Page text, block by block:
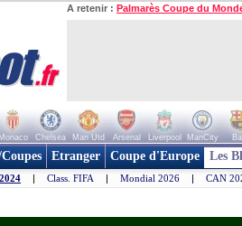
A retenir : Palmarès Coupe du
Monaco Chelsea Man Utd Arsenal Liverpool ManCity
Etranger Coupe d'Europe Les
| Class. FIFA | Mondial 2026 | CAN